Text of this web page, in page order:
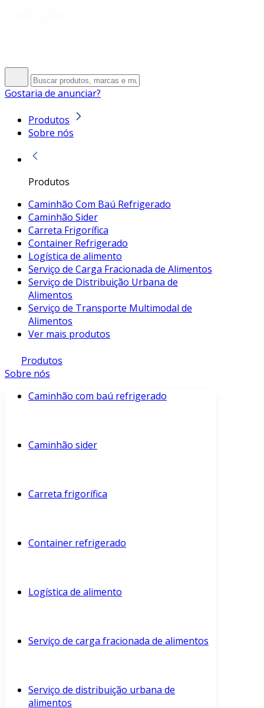
Gostaria de anunciar?
Produtos
Sobre nós
Produtos
Caminhão Com Baú Refrigerado
Caminhão Sider
Carreta Frigorífica
Container Refrigerado
Logística de alimento
Serviço de Carga Fracionada de Alimentos
Serviço de Distribuição Urbana de
Alimentos
Serviço de Transporte Multimodal de
Alimentos
Ver mais produtos
Produtos
Sobre nós
Caminhão com baú refrigerado
Caminhão sider
Carreta frigorífica
Container refrigerado
Logística de alimento
Serviço de carga fracionada de alimentos
Serviço de distribuição urbana de
alimentos